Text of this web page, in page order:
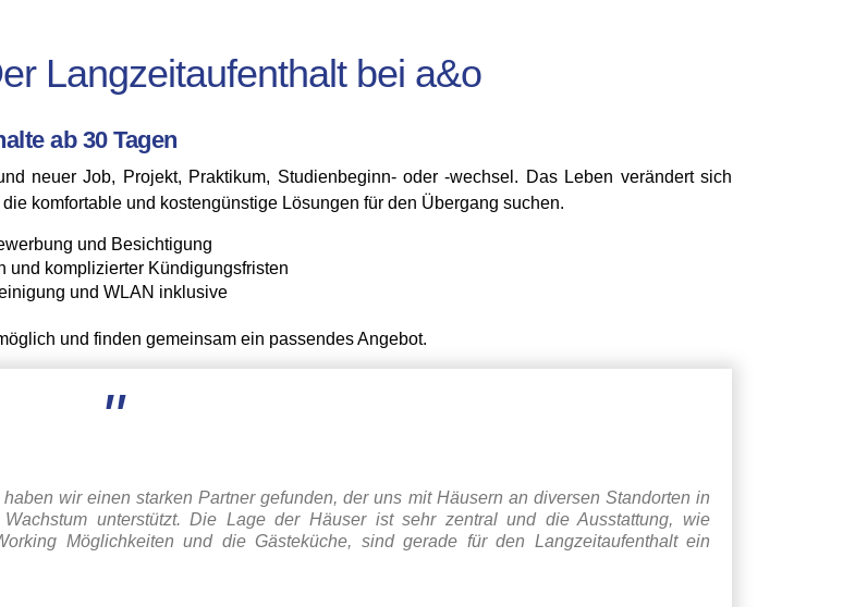
Langzeitaufenthalt bei a&o
ab 30 Tagen
neuer Job, Projekt, Praktikum, Studienbeginn- oder -wechsel. Das Leben verändert sich
komfortable und kostengünstige Lösungen für den Übergang suchen.
und Besichtigung
und komplizierter Kündigungsfristen
und WLAN inklusive
und finden gemeinsam ein passendes Angebot.
"
wir einen starken Partner gefunden, der uns mit Häusern an diversen Standorten in
unterstützt. Die Lage der Häuser ist sehr zentral und die Ausstattung, wie
Möglichkeiten und die Gästeküche, sind gerade für den Langzeitaufenthalt ein